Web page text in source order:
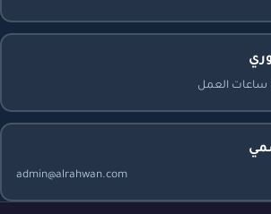
ساعات العمل
admin@alrahwan.com